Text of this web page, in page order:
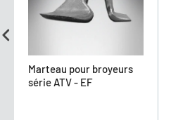
FICHE TECHNIQUE
Puissance requise :
Marteau pour broyeurs
série ATV - EF